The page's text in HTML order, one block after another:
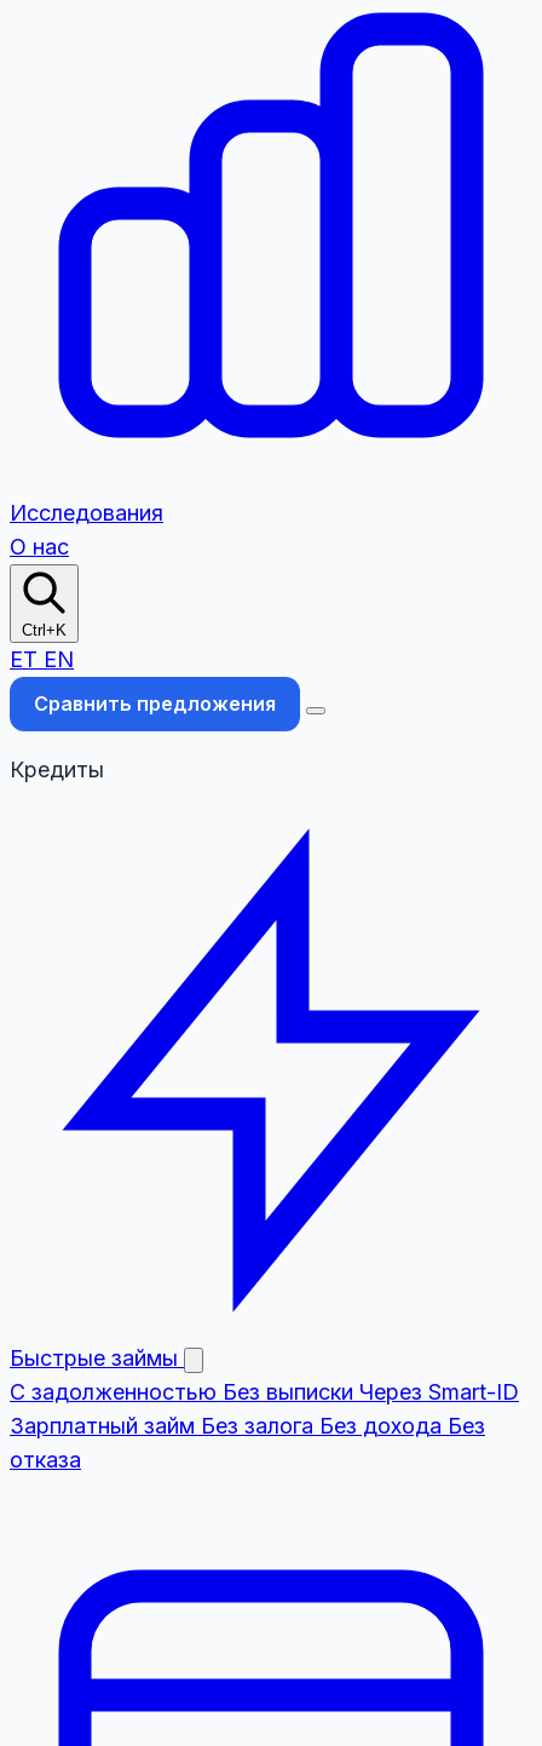
Исследования
О нас
Ctrl+K
ET EN
Сравнить предложения
Кредиты
Быстрые займы
С задолженностью Без выписки Через Smart-ID
Зарплатный займ Без залога Без дохода Без
отказа